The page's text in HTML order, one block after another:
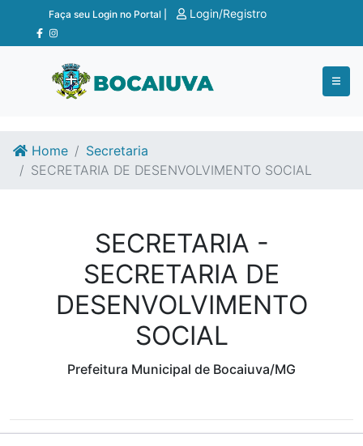
Ir para o conteúdo
Ir para o fim do conteúdo
Faça seu Login no Portal | Login/Registro
Home
Secretaria
SECRETARIA DE DESENVOLVIMENTO SOCIAL
SECRETARIA -
SECRETARIA DE
DESENVOLVIMENTO
SOCIAL
Prefeitura Municipal de Bocaiuva/MG